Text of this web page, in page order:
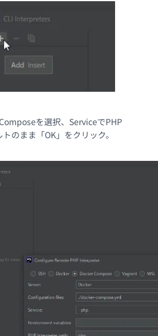
を選択、ServiceでPHP
のまま「OK」をクリック。